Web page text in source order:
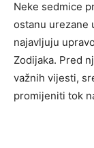
Neke sedmice
ostanu urezane
najavljuju
Zodijaka. Pred
važnih vijesti,
promijeniti tok